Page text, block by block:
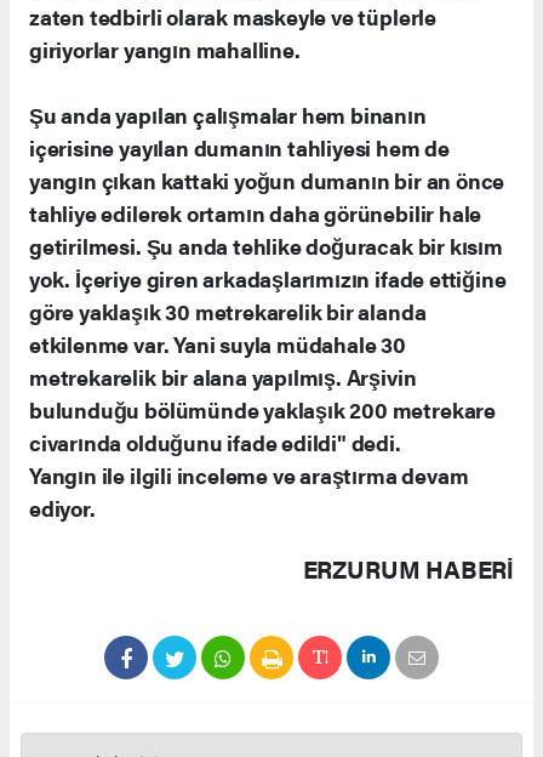
zaten tedbirli olarak maskeyle ve tüplerle
giriyorlar yangın mahalline.
Şu anda yapılan çalışmalar hem binanın
içerisine yayılan dumanın tahliyesi hem de
yangın çıkan kattaki yoğun dumanın bir an önce
tahliye edilerek ortamın daha görünebilir hale
getirilmesi. Şu anda tehlike doğuracak bir kısım
yok. İçeriye giren arkadaşlarımızın ifade ettiğine
göre yaklaşık 30 metrekarelik bir alanda
etkilenme var. Yani suyla müdahale 30
metrekarelik bir alana yapılmış. Arşivin
bulunduğu bölümünde yaklaşık 200 metrekare
civarında olduğunu ifade edildi" dedi.
Yangın ile ilgili inceleme ve araştırma devam
ediyor.
ERZURUM HABERİ